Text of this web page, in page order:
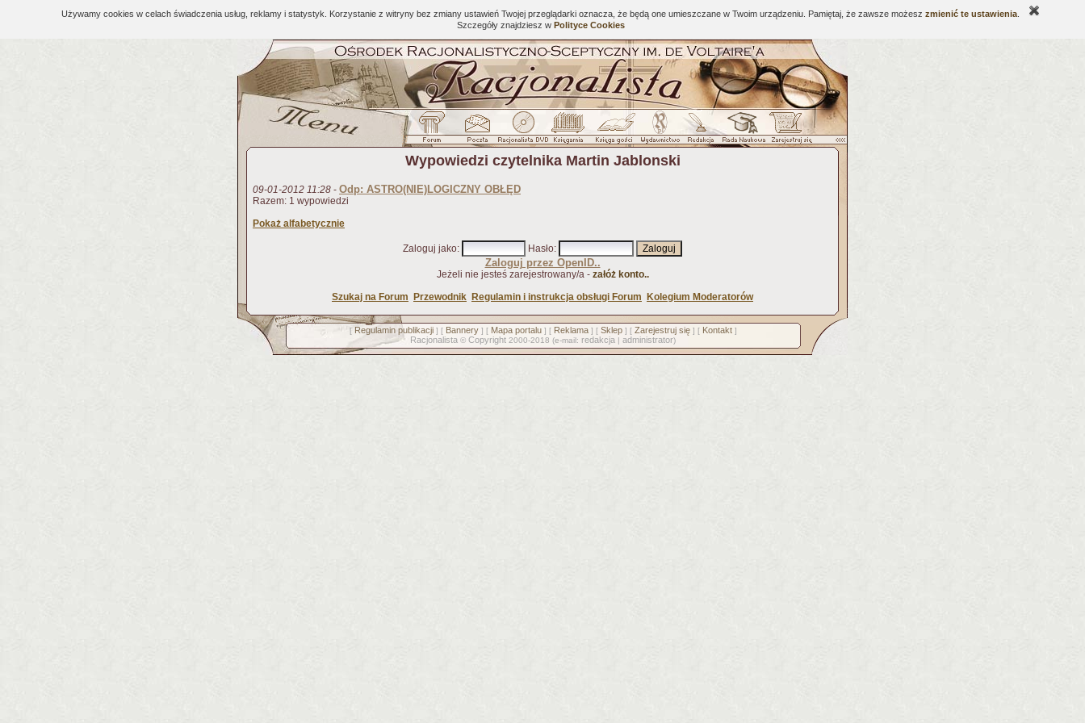
Używamy cookies w celach świadczenia usług, reklamy i statystyk. Korzystanie z witryny bez zmiany ustawień Twojej przeglądarki oznacza, że będą one umieszczane w Twoim urządzeniu. Pamiętaj, że zawsze możesz zmienić te ustawienia
Szczegóły znajdziesz w Polityce Cookies
Wypowiedzi czytelnika Martin Jablonski
09-01-2012 11:28 - Odp: ASTRO(NIE)LOGICZNY OBŁĘD
Razem: 1 wypowiedzi
Pokaż alfabetycznie
Zaloguj jako: Hasło:
Zaloguj przez OpenID..
Jeżeli nie jesteś zarejestrowany/a - załóż konto..
Szukaj na Forum
Przewodnik Regulamin i instrukcja obsługi Forum Kolegium Moderatorów
[ Regulamin publikacji] [ Bannery] [ Mapa portalu] [ Reklama] [ Sklep] [ Zarejestruj się] [ Kontakt]
Racjonalista © Copyright 2000-2018 (e-mail: redakcja | administrator)